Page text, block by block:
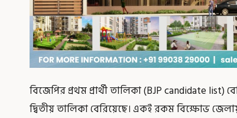
বিজেপির প্রথম প্রার্থী তালিকা (BJP candidate list)
দ্বিতীয় তালিকা বেরিয়েছে। একই রকম বিক্ষোভ